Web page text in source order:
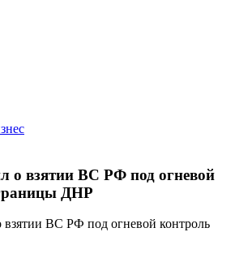
о взятии ВС РФ под огневой
ДНР